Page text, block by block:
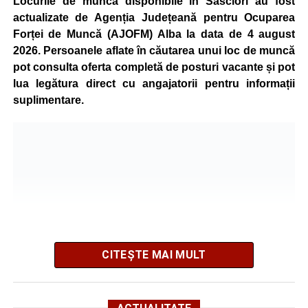
energetic este acoperită prin producția proprie de energie,
realizată cu ajutorul panourilor fotovoltaice și al unităților
de cogenerare.
Reprezentanții companiei afirmă că vor continua
colaborarea cu autoritățile și operatorii din domeniul
energetic pentru a contribui la depășirea perioadei dificile
Ultimele știri din Sebeș
actualizate de Agenția Județeană pentru Ocuparea
Forței de Muncă (AJOFM) Alba la data de 4 august
2026. Persoanele aflate în căutarea unui loc de muncă
pot consulta oferta completă de posturi vacante și pot
lua legătura direct cu angajatorii pentru informații
suplimentare.
CITEȘTE MAI MULT